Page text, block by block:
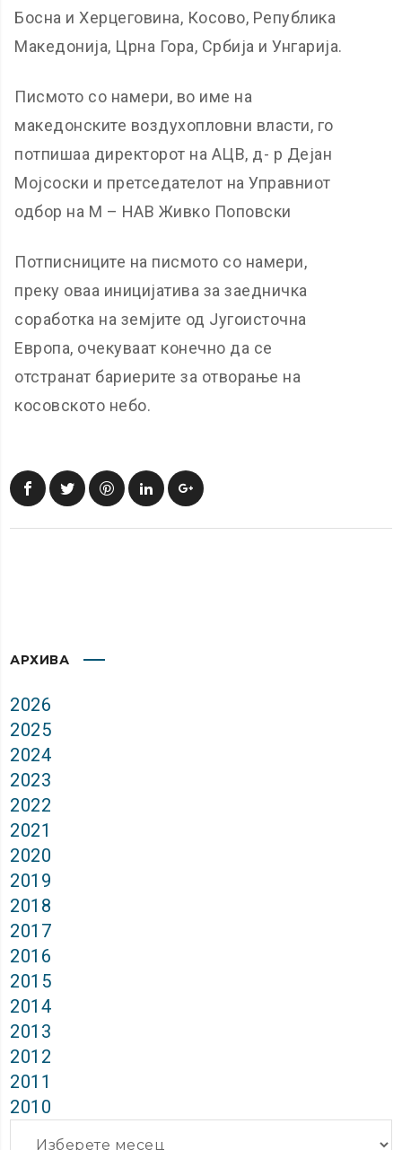
Босна и Херцеговина, Косово, Република
Македонија, Црна Гора, Србија и Унгарија.
Писмото со намери, во име на
македонските воздухопловни власти, го
потпишаа директорот на АЦВ, д- р Дејан
Мојсоски и претседателот на Управниот
одбор на М – НАВ Живко Поповски
Потписниците на писмото со намери,
преку оваа иницијатива за заедничка
соработка на земјите од Југоисточна
Европа, очекуваат конечно да се
отстранат бариерите за отворање на
косовското небо.
АРХИВА
2026
2025
2024
2023
2022
2021
2020
2019
2018
2017
2016
2015
2014
2013
2012
2011
2010